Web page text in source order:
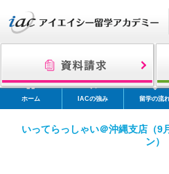
ホーム IACの強み 留学の流
いってらっしゃい＠沖縄支店（9
ン）